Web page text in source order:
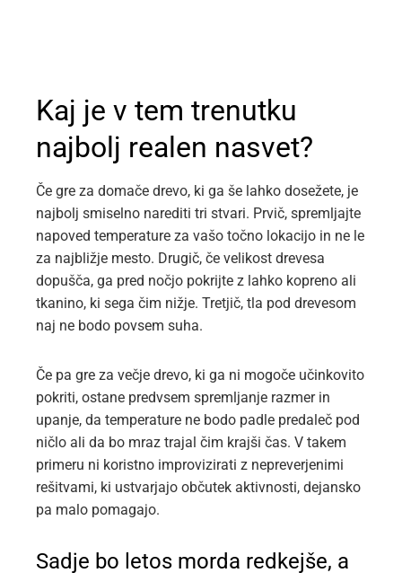
Kaj je v tem trenutku
najbolj realen nasvet?
Če gre za domače drevo, ki ga še lahko dosežete, je
najbolj smiselno narediti tri stvari. Prvič, spremljajte
napoved temperature za vašo točno lokacijo in ne le
za najbližje mesto. Drugič, če velikost drevesa
dopušča, ga pred nočjo pokrijte z lahko kopreno ali
tkanino, ki sega čim nižje. Tretjič, tla pod drevesom
naj ne bodo povsem suha.
Če pa gre za večje drevo, ki ga ni mogoče učinkovito
pokriti, ostane predvsem spremljanje razmer in
upanje, da temperature ne bodo padle predaleč pod
ničlo ali da bo mraz trajal čim krajši čas. V takem
primeru ni koristno improvizirati z nepreverjenimi
rešitvami, ki ustvarjajo občutek aktivnosti, dejansko
pa malo pomagajo.
Sadje bo letos morda redkejše, a